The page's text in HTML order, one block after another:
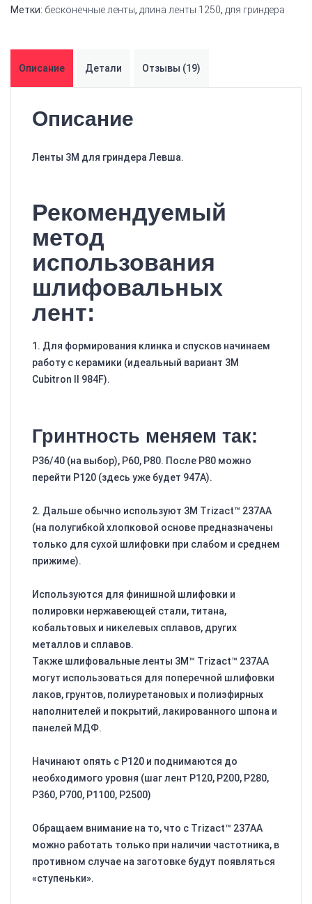
Метки: бесконечные ленты, длина ленты 1250, для гриндера
Описание Детали Отзывы (19)
Описание
Ленты 3М для гриндера Левша.
Рекомендуемый
метод
использования
шлифовальных
лент:
1. Для формирования клинка и спусков начинаем
работу с керамики (идеальный вариант 3M
Cubitron II 984F).
Гринтность меняем так:
Р36/40 (на выбор), Р60, Р80. После Р80 можно
перейти Р120 (здесь уже будет 947A).
2. Дальше обычно используют 3M Trizact™ 237AA
(на полугибкой хлопковой основе предназначены
только для сухой шлифовки при слабом и среднем
прижиме).
Используются для финишной шлифовки и
полировки нержавеющей стали, титана,
кобальтовых и никелевых сплавов, других
металлов и сплавов.
Также шлифовальные ленты 3M™ Trizact™ 237AA
могут использоваться для поперечной шлифовки
лаков, грунтов, полиуретановых и полиэфирных
наполнителей и покрытий, лакированного шпона и
панелей МДФ.
Начинают опять с Р120 и поднимаются до
необходимого уровня (шаг лент Р120, Р200, Р280,
Р360, Р700, Р1100, Р2500)
Обращаем внимание на то, что с Trizact™ 237AA
можно работать только при наличии частотника, в
противном случае на заготовке будут появляться
«ступеньки».